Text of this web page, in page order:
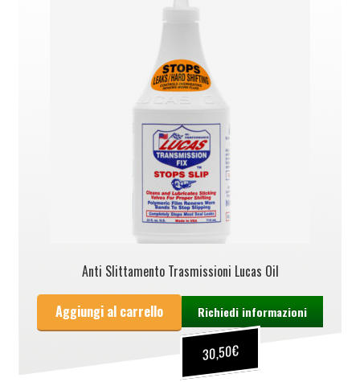
Anti Slittamento Trasmissioni Lucas Oil
30,50€
Aggiungi al carrello Richiedi informazioni